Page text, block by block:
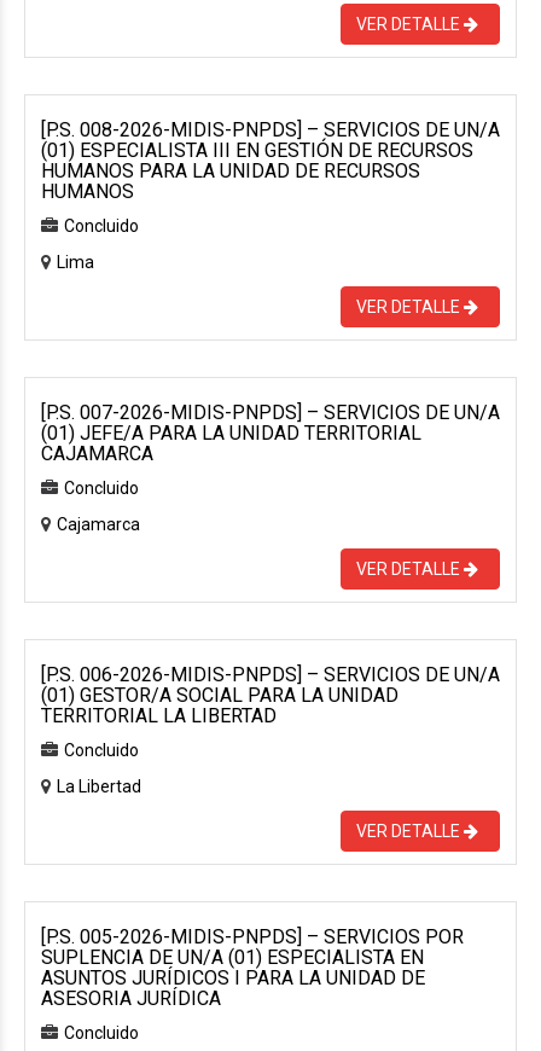
VER DETALLE
[P.S. 008-2026-MIDIS-PNPDS] – SERVICIOS DE UN/A
(01) ESPECIALISTA III EN GESTIÓN DE RECURSOS
HUMANOS PARA LA UNIDAD DE RECURSOS
HUMANOS
Concluido
Lima
VER DETALLE
[P.S. 007-2026-MIDIS-PNPDS] – SERVICIOS DE UN/A
(01) JEFE/A PARA LA UNIDAD TERRITORIAL
CAJAMARCA
Concluido
Cajamarca
VER DETALLE
[P.S. 006-2026-MIDIS-PNPDS] – SERVICIOS DE UN/A
(01) GESTOR/A SOCIAL PARA LA UNIDAD
TERRITORIAL LA LIBERTAD
Concluido
La Libertad
VER DETALLE
[P.S. 005-2026-MIDIS-PNPDS] – SERVICIOS POR
SUPLENCIA DE UN/A (01) ESPECIALISTA EN
ASUNTOS JURÍDICOS I PARA LA UNIDAD DE
ASESORIA JURÍDICA
Concluido